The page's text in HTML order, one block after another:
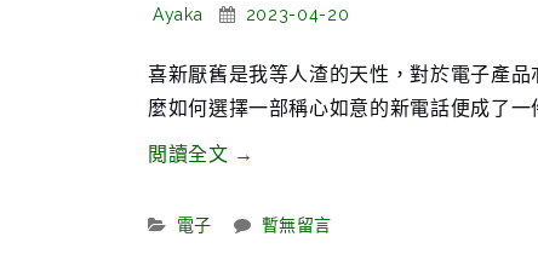
一
張
操
證”
Posted
Ayaka
Posted
2023-04-20
喜新厭舊是我等人渣的天性，對於電子產
麼如何選擇一部稱心如意的新電話便成了一
閲讀全文“從
Ultra
→
Categories:
電子 暫無留言